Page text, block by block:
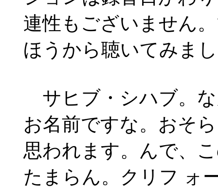
連性もございません
ほうから聴いてみま
サヒブ・シハブ。
お名前ですな。おそ
思われます。んで、
たまらん。クリフ ォ